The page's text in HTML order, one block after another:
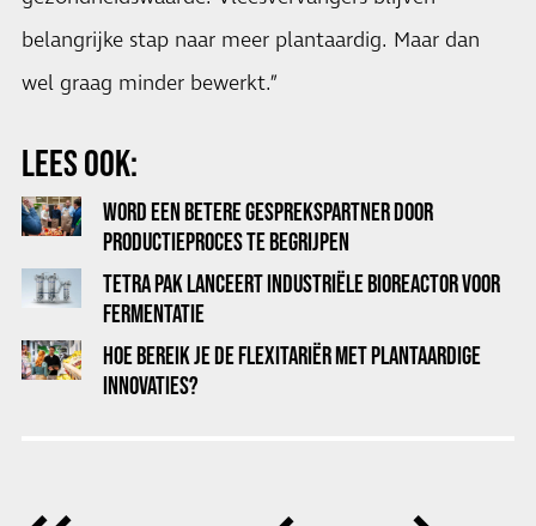
belangrijke stap naar meer plantaardig. Maar dan
wel graag minder bewerkt.”
LEES OOK:
WORD EEN BETERE GESPREKSPARTNER DOOR
PRODUCTIEPROCES TE BEGRIJPEN
TETRA PAK LANCEERT INDUSTRIËLE BIOREACTOR VOOR
FERMENTATIE
HOE BEREIK JE DE FLEXITARIËR MET PLANTAARDIGE
INNOVATIES?